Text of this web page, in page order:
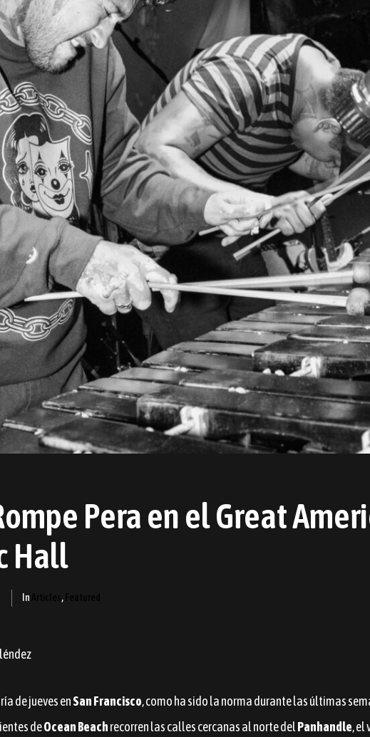
Pera en el Great
Hall
In ,
de jueves enSan Francisco, como ha sido la norma durante las últimas
deOceanBeachrecorren las calles cercanas al norte delPanhandle, el